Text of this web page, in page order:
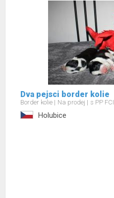
Dva pejsci border kolie
Border kolie Na prodej s PP FCI
Holubice